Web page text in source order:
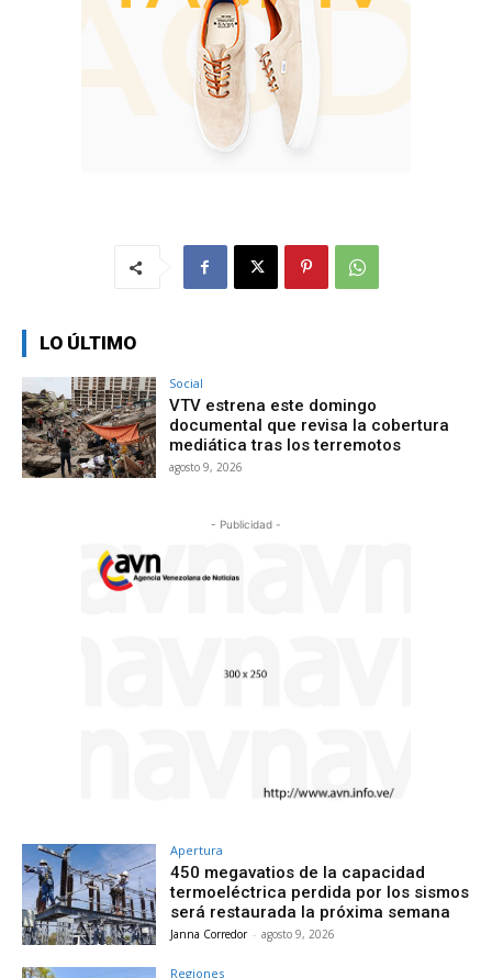
LO ÚLTIMO
Social
VTV estrena este domingo
documental que revisa la cobertura
mediática tras los terremotos
agosto 9, 2026
- Publicidad -
Apertura
450 megavatios de la capacidad
termoeléctrica perdida por los sismos
será restaurada la próxima semana
Janna Corredor - agosto 9, 2026
Regiones